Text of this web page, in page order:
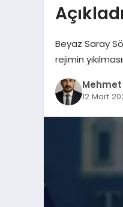
Açıkladı
Beyaz Saray
rejimin
12 Mart